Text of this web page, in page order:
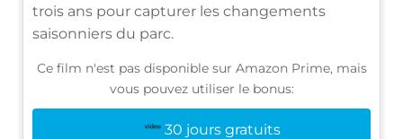
trois ans pour capturer les changements
saisonniers du parc.
Ce film n'est pas disponible sur Amazon Prime, mais
vous pouvez utiliser le bonus:
30 jours gratuits